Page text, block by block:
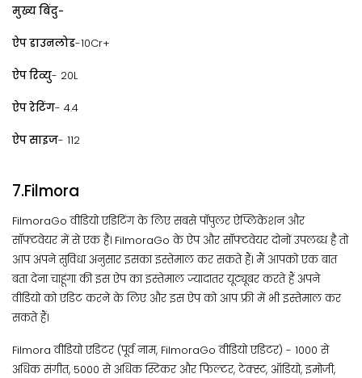
मुख्य बिंदु-
ऐप डाउनलोड-10Cr+
ऐप रिव्यु- 20L
ऐप रेटिंग- 4.4
ऐप साइज- 112
7.Filmora
FilmoraGo वीडियो एडिटिंग के लिए सबसे पॉपुलर ऐप्लिकेशन और
सॉफ्टवेयर में से एक है। FilmoraGo के ऐप और सॉफ्टवेयर दोनों उपलब्ध है तो
आप अपने सुविधा अनुसार इसका इस्तेमाल कर सकते हैं। मैं आपको एक बात
बता देना चाहूंगा की इस ऐप का इस्तेमाल ज्यादातर यूट्यूबर करते हैं अपने
वीडियो को एडिट करने के लिए और इस ऐप को आप फ्री में भी इस्तेमाल कर
सकते हैं।
Filmora वीडियो एडिटर (पूर्व नाम, FilmoraGo वीडियो एडिटर) - 1000 से
अधिक संगीत, 5000 से अधिक स्टिकर और फिल्टर, टेक्स्ट, ऑडियो, इमोजी,